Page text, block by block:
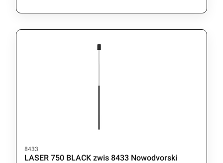
Kod produktu
8433
LASER 750 BLACK zwis 8433 Nowodvorski